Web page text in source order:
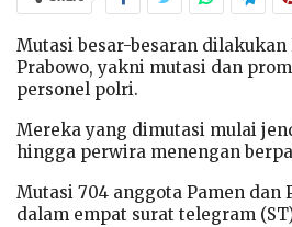
Mutasi besar-besaran
Prabowo, yakni mutasi dan
personel polri.
Mereka yang dimutasi mulai
hingga perwira menengan
Mutasi 704 anggota Pamen dan
dalam empat surat telegram